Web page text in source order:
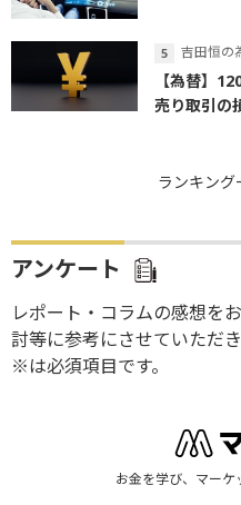
吉田恒の
【為替】
売り取引の
ランキング
アンケート
レポート・コラムの感想を
討等に参考にさせていただき
※は必須項目です。
お金を学び、マーケ